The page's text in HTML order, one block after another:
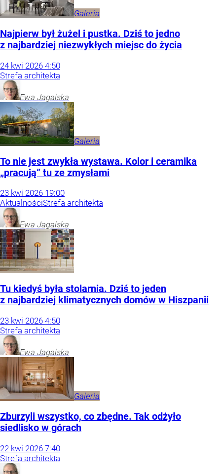
Galeria
Najpierw był żużel i pustka. Dziś to jedno
z najbardziej niezwykłych miejsc do życia
24 kwi 2026 4:50
Strefa architekta
Ewa Jagalska
Galeria
To nie jest zwykła wystawa. Kolor i ceramika
„pracują” tu ze zmysłami
23 kwi 2026 19:00
AktualnościStrefa architekta
Ewa Jagalska
Tu kiedyś była stolarnia. Dziś to jeden
z najbardziej klimatycznych domów w Hiszpanii
23 kwi 2026 4:50
Strefa architekta
Ewa Jagalska
Galeria
Zburzyli wszystko, co zbędne. Tak odżyło
siedlisko w górach
22 kwi 2026 7:40
Strefa architekta